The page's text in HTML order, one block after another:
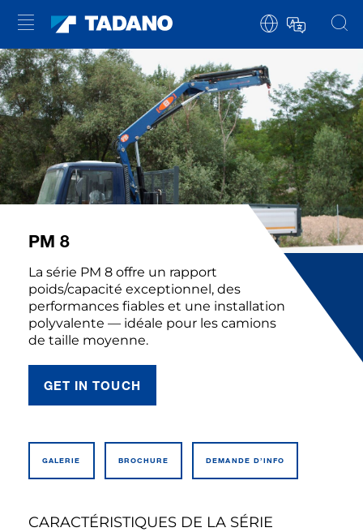
PM 8
La série PM 8 offre un rapport
poids/capacité exceptionnel, des
performances fiables et une installation
polyvalente — idéale pour les camions
de taille moyenne.
GET IN TOUCH
GALERIE BROCHURE DEMANDE D’INFO
CARACTÉRISTIQUES DE LA SÉRIE